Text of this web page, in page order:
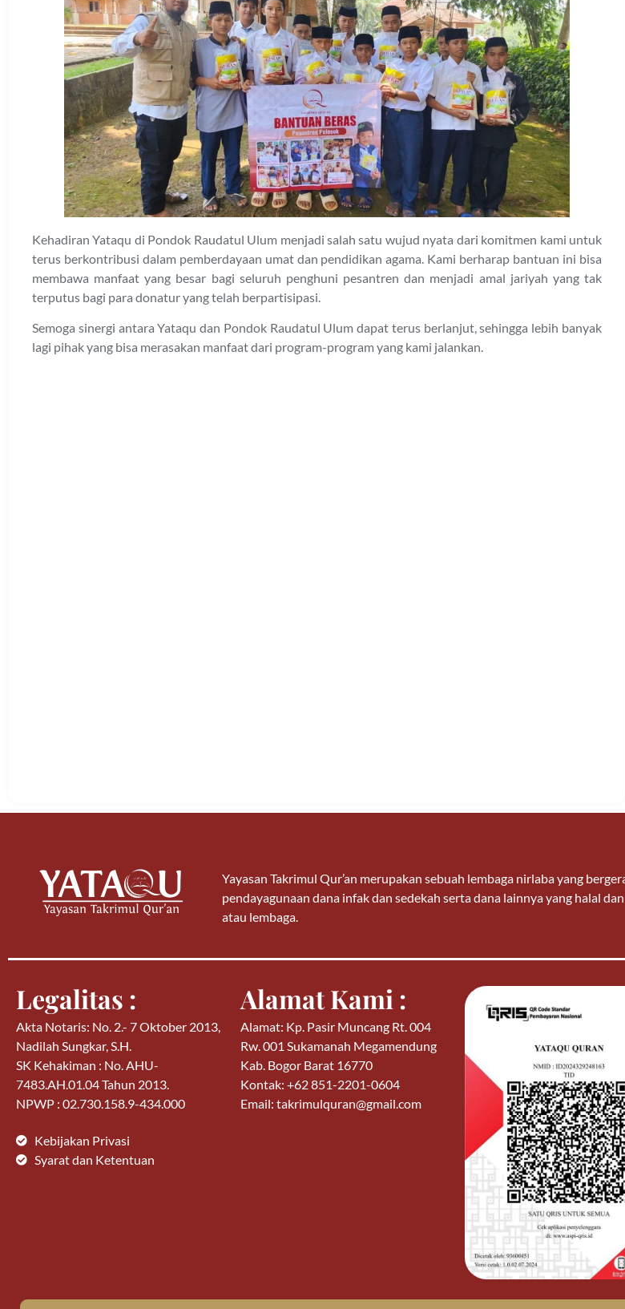
Kehadiran Yataqu di Pondok Raudatul Ulum menjadi salah satu wujud nyata dari komitmen kami untuk
terus berkontribusi dalam pemberdayaan umat dan pendidikan agama. Kami berharap bantuan ini bisa
membawa manfaat yang besar bagi seluruh penghuni pesantren dan menjadi amal jariyah yang tak
terputus bagi para donatur yang telah berpartisipasi.
Semoga sinergi antara Yataqu dan Pondok Raudatul Ulum dapat terus berlanjut, sehingga lebih banyak
lagi pihak yang bisa merasakan manfaat dari program-program yang kami jalankan.
Yayasan Takrimul Qur’an merupakan sebuah lembaga nirlaba yang
pendayagunaan dana infak dan sedekah serta dana lainnya yang halal
atau lembaga.
Legalitas :
Akta Notaris: No. 2.- 7 Oktober 2013,
Nadilah Sungkar, S.H.
SK Kehakiman : No. AHU-
7483.AH.01.04 Tahun 2013.
NPWP : 02.730.158.9-434.000
Kebijakan Privasi
Syarat dan Ketentuan
Alamat Kami :
Alamat: Kp. Pasir Muncang Rt. 004
Rw. 001 Sukamanah Megamendung
Kab. Bogor Barat 16770
Kontak: +62 851-2201-0604
Email: takrimulquran@gmail.com